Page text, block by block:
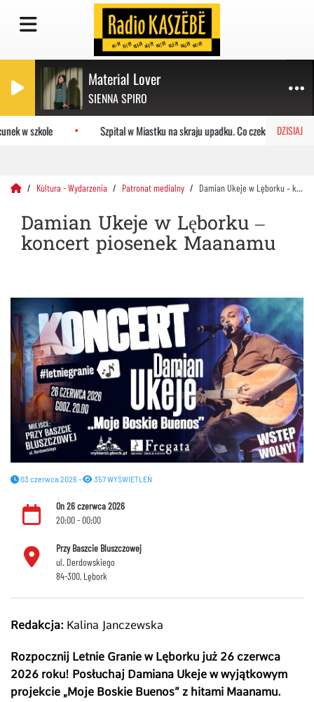
Material Lover
SIENNA SPIRO
DZISIAJ
w szkole Szpital w Miastku na skraju upadku. Co czeka placówkę?
Kùltura - Wydarzenia Patronat medialny Damian Ukeje w Lęborku – koncert piosenek Maanamu
Damian Ukeje w Lęborku –
koncert piosenek Maanamu
03 czerwca 2026 - 357 WYŚWIETLEŃ
On 26 czerwca 2026
20:00 - 00:00
Przy Baszcie Bluszczowej
ul. Derdowskiego
84-300, Lębork
Redakcja: Kalina Janczewska
Rozpocznij Letnie Granie w Lęborku już 26 czerwca
2026 roku! Posłuchaj Damiana Ukeje w wyjątkowym
projekcie „Moje Boskie Buenos” z hitami Maanamu.